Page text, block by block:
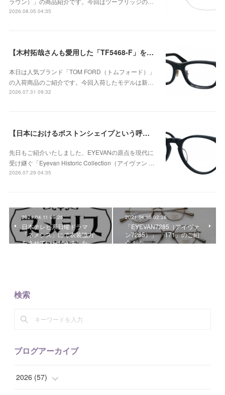
2026.08.05 04:35
【木村拓哉さんも愛用した「TF5468-F」をベースに、洗練されたウェリントンシェイプが上品な存在感を演出する、日本企画モデル】TOM FORD TF6164-D-Bが入荷！
本日は人気ブランド「TOM FORD（トムフォード）」
の入荷商品のご紹介です。今回入荷したモデルは新…
2026.07.31 09:32
【日本におけるボストンシェイプという呼称が広く定着するきっかけとなったモデル】Eyevan（アイヴァン） Historic Collection AU-5003のご紹介！
先日もご紹介いたしました、EYEVANの原点を現代に
受け継ぐ「Eyevan Historic Collection（アイヴァン …
2026.07.29 04:35
2021.04.11 09:26
日本テレビ系日曜ドラマ
「ネメシス」にて衣装協力
をさせていただきました。
2021.04.10 02:36
「EYEVAN7285（アイヴァ
ン7285）」 「171」のご紹
介！！
検索
ブログアーカイブ
2026 (57)